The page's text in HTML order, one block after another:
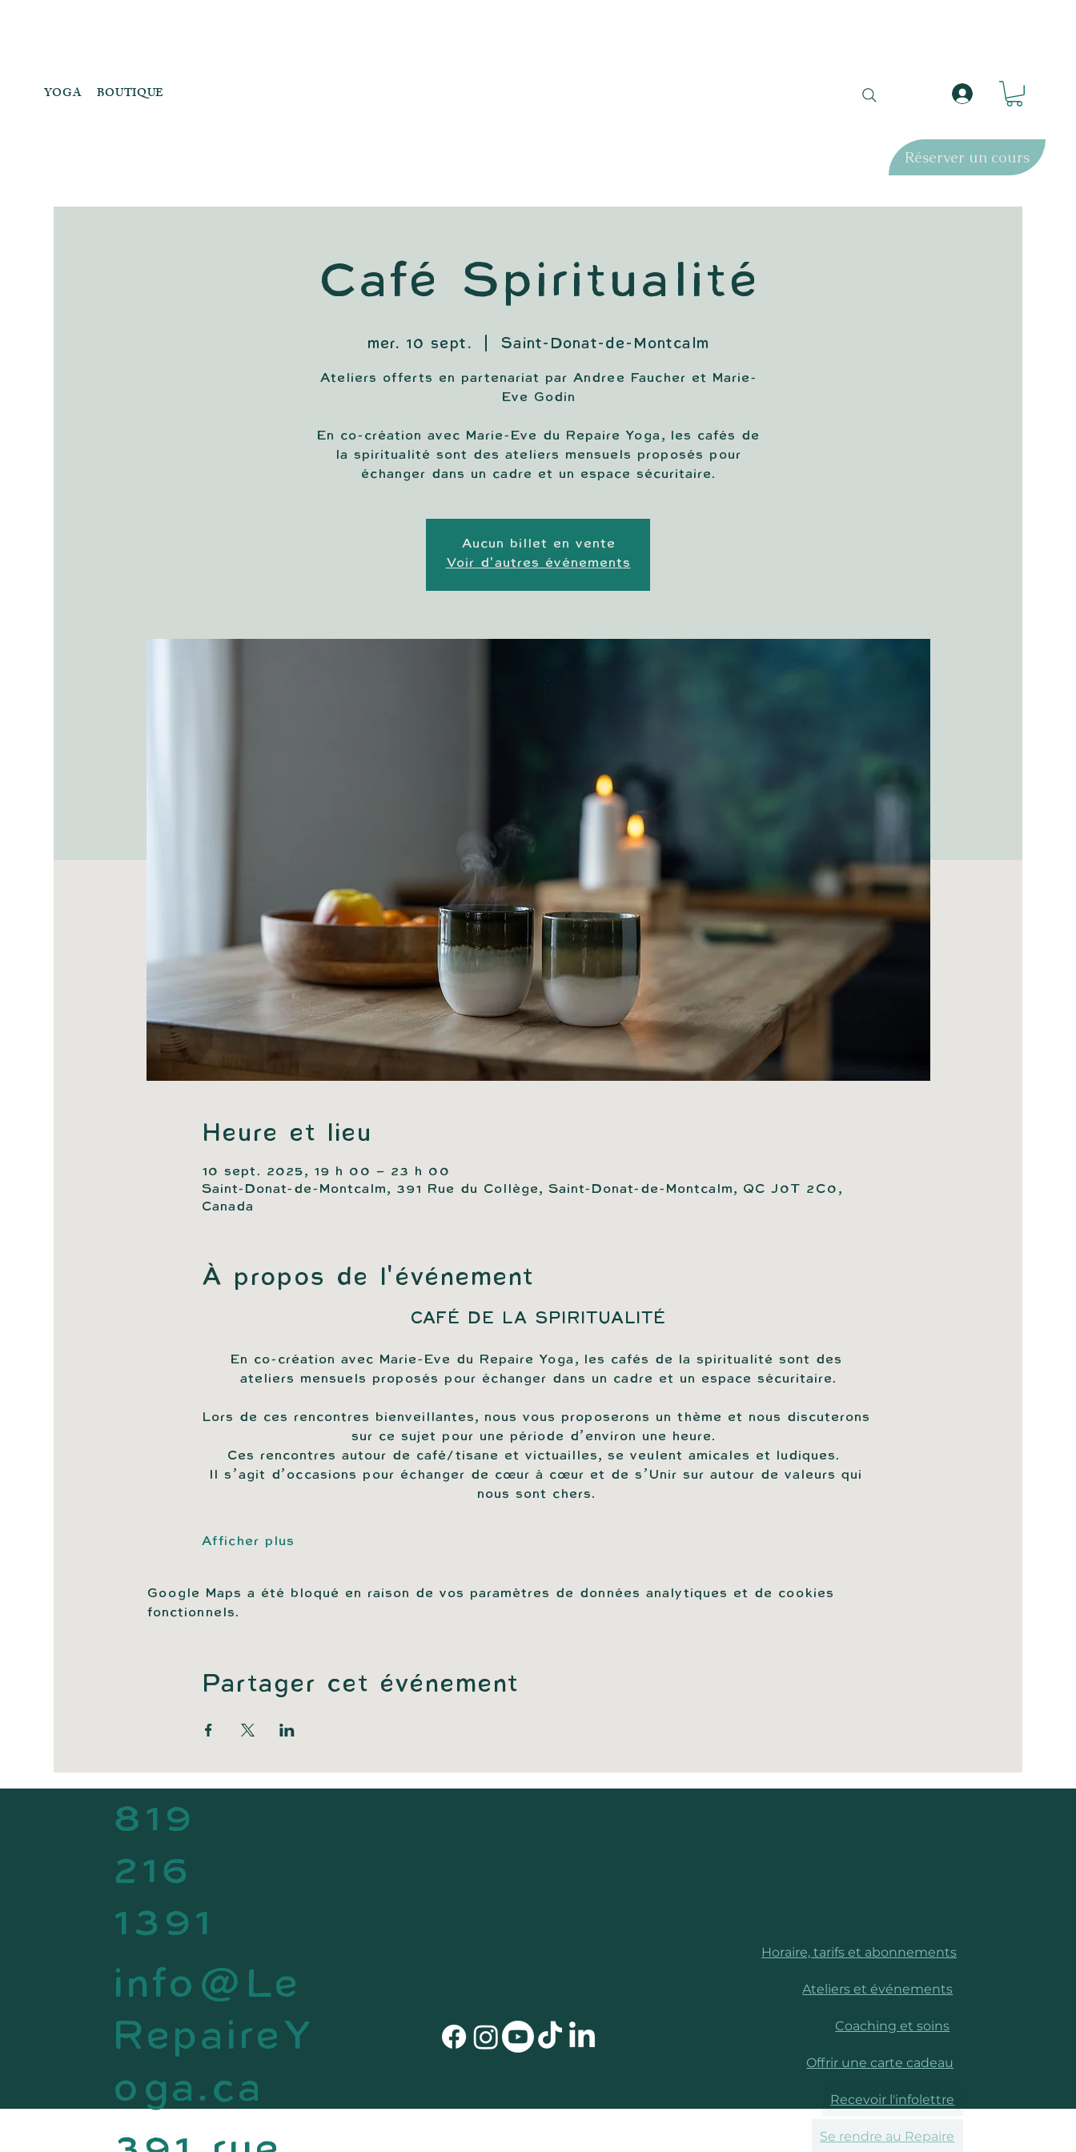
YOGA BOUTIQUE
Réserver un cours
819
216
1391
info@Le
RepaireY
oga.ca
Horaire, tarifs et abonnements
Ateliers et événements
Coaching et soins
Offrir une carte cadeau
Recevoir l'infolettre
Se rendre au Repaire
Café Spiritualité
mer. 10 sept. Saint-Donat-de-Montcalm
Ateliers offerts en partenariat par Andree Faucher et Marie-
Eve Godin
En co-création avec Marie-Eve du Repaire Yoga, les cafés de
la spiritualité sont des ateliers mensuels proposés pour
échanger dans un cadre et un espace sécuritaire.
Aucun billet en vente
Voir d'autres événements
Heure et lieu
10 sept. 2025, 19 h 00 – 23 h 00
Saint-Donat-de-Montcalm, 391 Rue du Collège, Saint-Donat-de-Montcalm, QC J0T 2C0,
Canada
À propos de l'événement
CAFÉ DE LA SPIRITUALITÉ
En co-création avec Marie-Eve du Repaire Yoga, les cafés de la spiritualité sont des
ateliers mensuels proposés pour échanger dans un cadre et un espace sécuritaire.
Lors de ces rencontres bienveillantes, nous vous proposerons un thème et nous discuterons
sur ce sujet pour une période d’environ une heure.
Ces rencontres autour de café/tisane et victuailles, se veulent amicales et ludiques.
Il s’agit d’occasions pour échanger de cœur à cœur et de s’Unir sur autour de valeurs qui
nous sont chers.
Afficher plus
Google Maps a été bloqué en raison de vos paramètres de données analytiques et de cookies
fonctionnels.
Partager cet événement